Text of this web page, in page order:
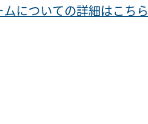
についての詳細はこちら